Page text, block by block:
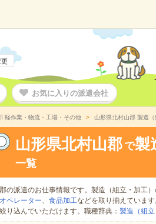
お気に入りの派遣会社
軽作業・物流・工場・その他 山形県北村山郡 製造
山形県北村山郡 で製
一覧
の派遣のお仕事情報です。製造（組立・加工）
ペレーター、 食品加工などを取り揃えています
り込んでいただけます。職種辞典： 製造（組